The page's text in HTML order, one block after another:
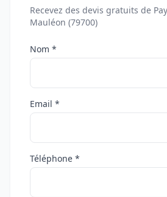
Recevez des devis gratuits de
Mauléon (79700)
Nom *
Email *
Téléphone *